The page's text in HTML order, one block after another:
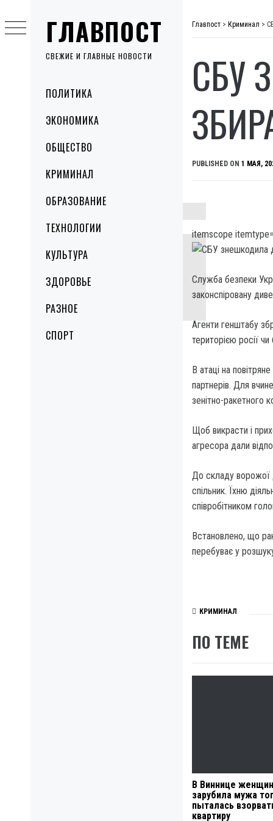
ГЛАВПОСТ
СВЕЖИЕ И ГЛАВНЫЕ НОВОСТИ
MenuПОЛИТИКА
ЭКОНОМИКА
ОБЩЕСТВО
КРИМИНАЛ
ОБРАЗОВАНИЕ
ТЕХНОЛОГИИ
КУЛЬТУРА
ЗДОРОВЬЕ
РАЗНОЕ
СПОРТ
to
content
Главпост > Криминал >
СБУ
PUBLISHED ON 1 МАЯ,
itemscope
Служба безпеки
законспіровану
Агенти генштабу
територією росії чи
В атаці на
партнерів. Для
зенітно-ракетного
Щоб викрасти і
агресора дали
До складу ворожої
спільник. Їхню
співробітником
Встановлено, що
перебуває у
КРИМИНАЛ
ПО ТЕМЕ
В Виннице
зарубила мужа
пыталась
квартиру